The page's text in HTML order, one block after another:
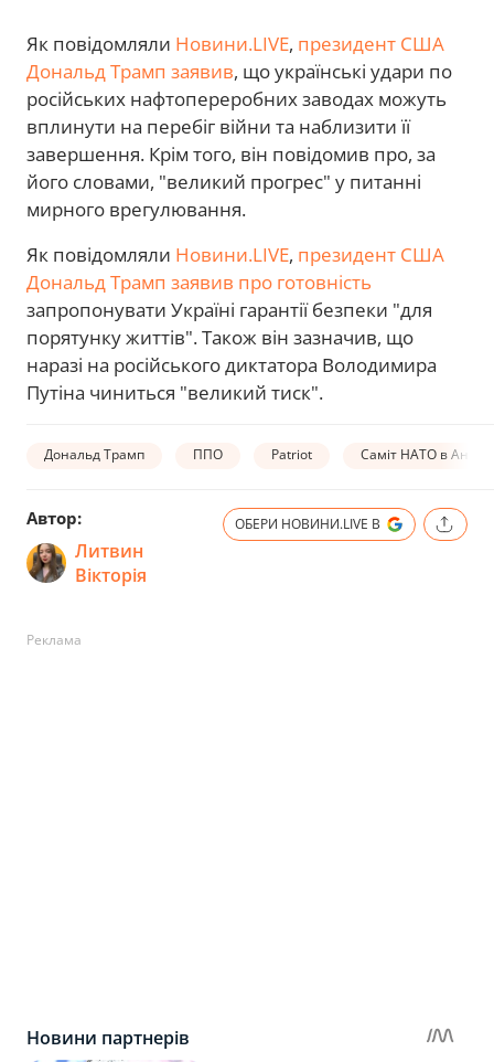
Як повідомляли Новини.LIVE, президент США
Дональд Трамп заявив, що українські удари по
російських нафтопереробних заводах можуть
вплинути на перебіг війни та наблизити її
завершення. Крім того, він повідомив про, за
його словами, "великий прогрес" у питанні
мирного врегулювання.
Як повідомляли Новини.LIVE, президент США
Дональд Трамп заявив про готовність
запропонувати Україні гарантії безпеки "для
порятунку життів". Також він зазначив, що
наразі на російського диктатора Володимира
Путіна чиниться "великий тиск".
Дональд Трамп ППО Patriot Саміт НАТО в Анкарі
Автор:
Литвин
Вікторія
ОБЕРИ НОВИНИ.LIVE В
Реклама